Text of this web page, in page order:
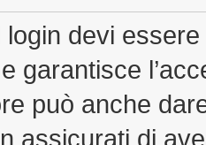
login devi
garantisce
può anche
assicurati di